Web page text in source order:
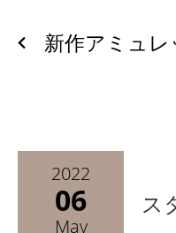
新作アミュレ
2022
06
May
ス